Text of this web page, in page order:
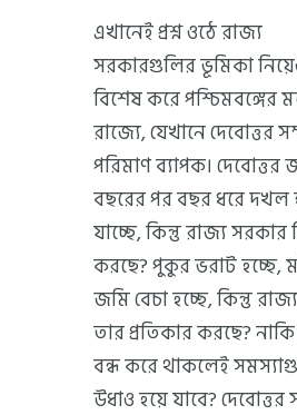
এখানেই প্রশ্ন ওঠে রাজ্য
সরকারগুলির ভূমিকা
বিশেষ করে পশ্চিমবঙ্গের
রাজ্যে, যেখানে দেবোত্তর
পরিমাণ ব্যাপক। দেবোত্তর
বছরের পর বছর ধরে দখল
যাচ্ছে, কিন্তু রাজ্য সরকার
করছে? পুকুর ভরাট হচ্ছে,
জমি বেচা হচ্ছে, কিন্তু
তার প্রতিকার করছে?
বন্ধ করে থাকলেই
উধাও হয়ে যাবে? দেবোত্তর